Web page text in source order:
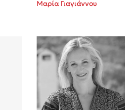
Fitzek
Μαρία Γιαγιάννου